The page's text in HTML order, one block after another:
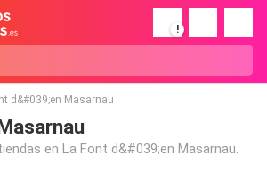
!
d&#039;en Masarnau
en La Font d&#039;en Masarnau.